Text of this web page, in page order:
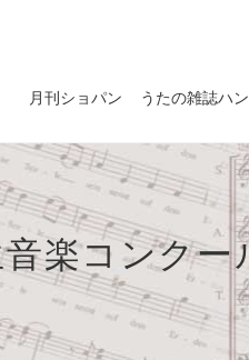
月刊ショパン うたの雑誌ハ
楽コンクー